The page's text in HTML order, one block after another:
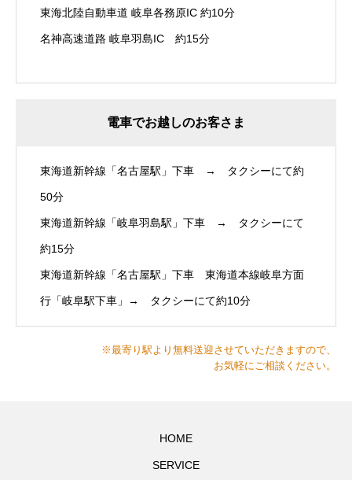
東海北陸自動車道 岐阜各務原IC 約10分
名神高速道路 岐阜羽島IC 約15分
電車でお越しのお客さま
東海道新幹線「名古屋駅」下車 → タクシーにて約
50分
東海道新幹線「岐阜羽島駅」下車 → タクシーにて
約15分
東海道新幹線「名古屋駅」下車 東海道本線岐阜方面
行「岐阜駅下車」→ タクシーにて約10分
※最寄り駅より無料送迎させていただきますので、
お気軽にご相談ください。
HOME
SERVICE